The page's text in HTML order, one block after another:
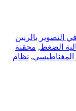
التصوير بالرنين
الضغط, محقنة
المغناطيسي, نظام